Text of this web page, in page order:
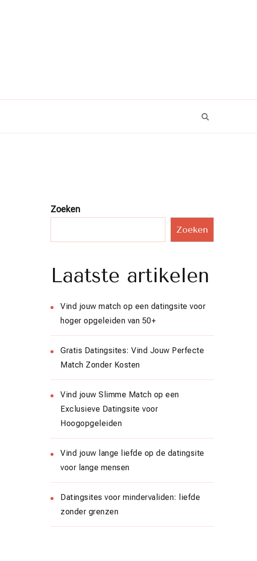
Zoeken
Zoeken
Laatste artikelen
Vind jouw match op een datingsite voor
hoger opgeleiden van 50+
Gratis Datingsites: Vind Jouw Perfecte
Match Zonder Kosten
Vind jouw Slimme Match op een
Exclusieve Datingsite voor
Hoogopgeleiden
Vind jouw lange liefde op de datingsite
voor lange mensen
Datingsites voor mindervaliden: liefde
zonder grenzen